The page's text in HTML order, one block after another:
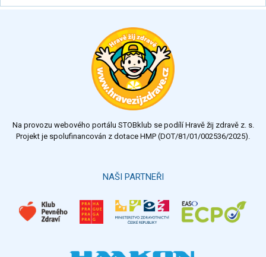
Studená kuchyně, lahůdkářské výrobky
Na provozu webového portálu STOBklub se podílí Hravě žij zdravě z. s.
Projekt je spolufinancován z dotace HMP (DOT/81/01/002536/2025).
NAŠI PARTNEŘI